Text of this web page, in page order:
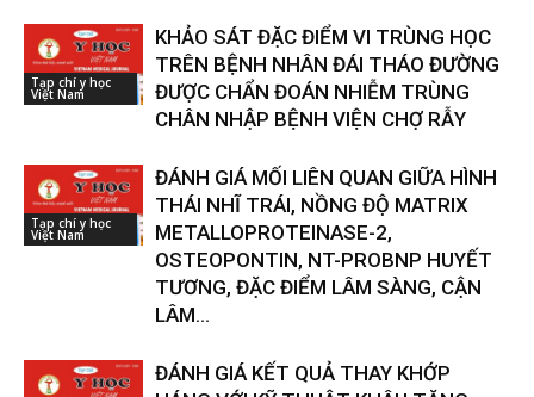
Tạp chí y học
Việt Nam
KHẢO SÁT ĐẶC ĐIỂM VI TRÙNG HỌC
TRÊN BỆNH NHÂN ĐÁI THÁO ĐƯỜNG
ĐƯỢC CHẨN ĐOÁN NHIỄM TRÙNG
CHÂN NHẬP BỆNH VIỆN CHỢ RẪY
Tạp chí y học
Việt Nam
ĐÁNH GIÁ MỐI LIÊN QUAN GIỮA HÌNH
THÁI NHĨ TRÁI, NỒNG ĐỘ MATRIX
METALLOPROTEINASE-2,
OSTEOPONTIN, NT-PROBNP HUYẾT
TƯƠNG, ĐẶC ĐIỂM LÂM SÀNG, CẬN
LÂM...
ĐÁNH GIÁ KẾT QUẢ THAY KHỚP